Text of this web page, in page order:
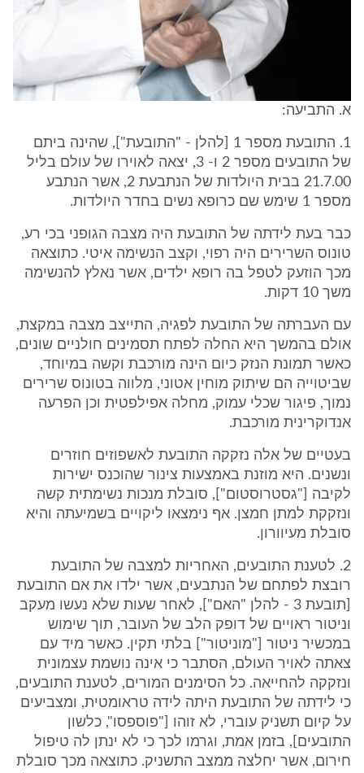
א. התביעה:
1. התובעת מספר 1 [להלן - "התובעת"], שהינה ביתם
של התובעים מספר 2 ו- 3, יצאה לאוירו של עולם בליל
21.7.00 בבית היולדות של הנתבעת 2, אשר הנתבע
מספר 1 שימש שם כרופא נשים בחדר היולדות.
כבר בעת לידתה של התובעת היה מצבה הגופני בכי רע,
טונוס השרירים היה רפוי, וקצב הנשימה איטי. כתוצאה
מכך הוזעק לטפל בה רופא ילדים, אשר נאלץ להנשימה
משך 10 דקות.
עם העברתה של התובעת לפגיה, התייצב מצבה במקצת,
אולם בהמשך היא החלה לפתח תסמינים חולניים שונים,
כאשר תמונת הנזק כיום הינה מורכבת וקשה במיוחד,
שביטוייה הם שיתוק מוחין אטוני, מלווה בטונוס שרירים
נמוך, פיגור שכלי עמוק, מחלה אפילפטית וכן הפרעה
אנדוקרינית מורכבת.
בעטיים של אלה נזקקה התובעת לאשפוזים חוזרים
ונשנים. היא מוזנת באמצעות צינור שהוכנס ישירות
לקיבה ["גסטרוסטום"], סובלת מנכות נשימתית קשה
ונזקקת למתן חמצן. אף נימצאו ליקויים בשמיעתה והיא
סובלת מעיוורון.
2. לטענת התובעים, האחריות למצבה של התובעת
רובצת לפתחם של הנתבעים, אשר ילדו את אם התובעת
[תובעת 3 - להלן "האם"], לאחר שעות שלא נעשו מעקב
וניטור ראויים של דופק הלב של העובר, תוך שימוש
במכשיר ניטור ["מוניטור"] בלתי תקין. כאשר מיד עם
צאתה לאויר העולם, הסתבר כי אינה נושמת עצמונית
ונזקקה להחייאה. כל הסימנים המורים, לטענת התובעים,
כי לידתה של התובעת היתה לידה טראומטית, ומצביעים
על קיום תשניק עוברי, לא זוהו ["פוספסו", כלשון
התובעים], בזמן אמת, וגרמו לכך כי לא ינתן לה טיפול
חירום, אשר יחלצה ממצב התשניק. כתוצאה מכך סובלת